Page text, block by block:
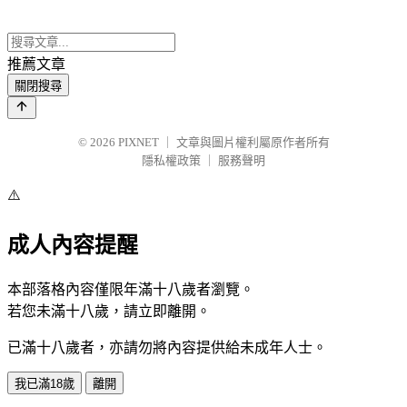
推薦文章
關閉搜尋
© 2026 PIXNET
文章與圖片權利屬原作者所有
隱私權政策
服務聲明
⚠️
成人內容提醒
本部落格內容僅限年滿十八歲者瀏覽。
若您未滿十八歲，請立即離開。
已滿十八歲者，亦請勿將內容提供給未成年人士。
我已滿18歲 離開